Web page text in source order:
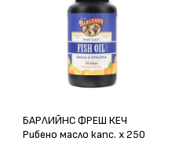
БАРЛИЙНС ФРЕШ КЕЧ
Рибено масло капс. х 250